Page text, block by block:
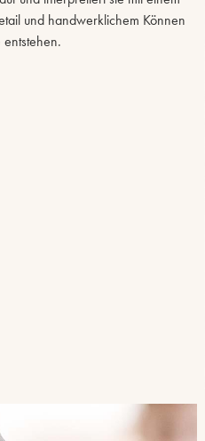
und handwerklichem Können